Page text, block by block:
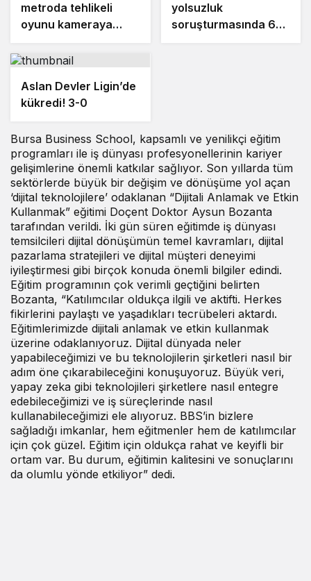
metroda tehlikeli
oyunu kameraya
yolsuzluk
soruşturmasında 6
Aslan Devler Ligin’de
kükredi! 3-0
Bursa Business School, kapsamlı ve yenilikçi eğitim
programları ile iş dünyası profesyonellerinin kariyer
gelişimlerine önemli katkılar sağlıyor. Son yıllarda tüm
sektörlerde büyük bir değişim ve dönüşüme yol açan
‘dijital teknolojilere’ odaklanan “Dijitali Anlamak ve Etkin
Kullanmak” eğitimi Doçent Doktor Aysun Bozanta
tarafından verildi. İki gün süren eğitimde iş dünyası
temsilcileri dijital dönüşümün temel kavramları, dijital
pazarlama stratejileri ve dijital müşteri deneyimi
iyileştirmesi gibi birçok konuda önemli bilgiler edindi.
Eğitim programının çok verimli geçtiğini belirten
Bozanta, “Katılımcılar oldukça ilgili ve aktifti. Herkes
fikirlerini paylaştı ve yaşadıkları tecrübeleri aktardı.
Eğitimlerimizde dijitali anlamak ve etkin kullanmak
üzerine odaklanıyoruz. Dijital dünyada neler
yapabileceğimizi ve bu teknolojilerin şirketleri nasıl bir
adım öne çıkarabileceğini konuşuyoruz. Büyük veri,
yapay zeka gibi teknolojileri şirketlere nasıl entegre
edebileceğimizi ve iş süreçlerinde nasıl
kullanabileceğimizi ele alıyoruz. BBS’in bizlere
sağladığı imkanlar, hem eğitmenler hem de katılımcılar
için çok güzel. Eğitim için oldukça rahat ve keyifli bir
ortam var. Bu durum, eğitimin kalitesini ve sonuçlarını
da olumlu yönde etkiliyor” dedi.